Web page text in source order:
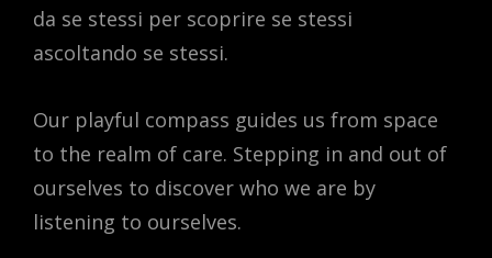
da se stessi per scoprire se stessi
ascoltando se stessi.
Our playful compass guides us from space
to the realm of care. Stepping in and out of
ourselves to discover who we are by
listening to ourselves.